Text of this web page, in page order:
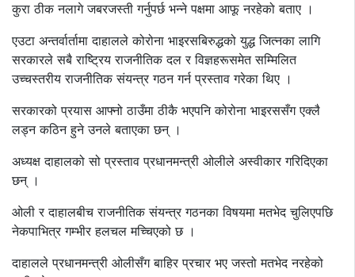
कुरा ठीक नलागे जबरजस्ती गर्नुपर्छ भन्ने पक्षमा आफू नरहेको बताए ।
एउटा अन्तर्वार्तामा दाहालले कोरोना भाइरसबिरुद्धको युद्ध जित्नका लागि
सरकारले सबै राष्ट्रिय राजनीतिक दल र विज्ञहरूसमेत सम्मिलित
उच्चस्तरीय राजनीतिक संयन्त्र गठन गर्न प्रस्ताव गरेका थिए ।
सरकारको प्रयास आफ्नो ठाउँमा ठीकै भएपनि कोरोना भाइरससँग एक्लै
लड्न कठिन हुने उनले बताएका छन् ।
अध्यक्ष दाहालको सो प्रस्ताव प्रधानमन्त्री ओलीले अस्वीकार गरिदिएका
छन् ।
ओली र दाहालबीच राजनीतिक संयन्त्र गठनका विषयमा मतभेद चुलिएपछि
नेकपाभित्र गम्भीर हलचल मच्चिएको छ ।
दाहालले प्रधानमन्त्री ओलीसँग बाहिर प्रचार भए जस्तो मतभेद नरहेको